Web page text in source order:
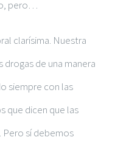
pero…
clarísima. Nuestra
de una manera
siempre con las
que dicen que las
Pero sí debemos